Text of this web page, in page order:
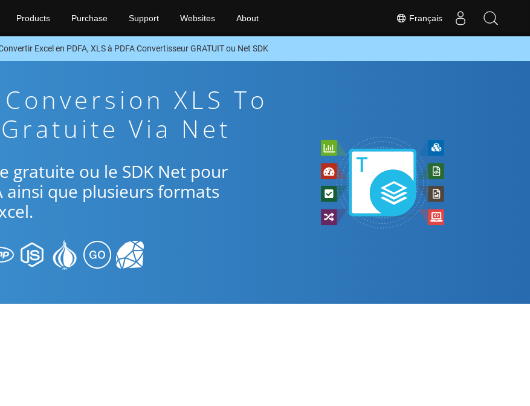
Français
Products Purchase Support Websites About
Excel en PDFA, XLS à PDFA Convertisseur GRATUIT ou Net SDK
XLS To
Via Net
gratuite ou le SDK Net pour
ainsi que plusieurs formats